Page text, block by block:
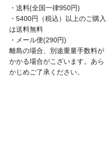
・送料(全国一律950円)
・5400円（税込）以上のご購入
は送料無料
・メール便(290円)
離島の場合、別途重量手数料が
かかる場合がこざいます。あら
かじめご了承ください。